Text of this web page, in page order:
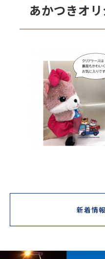
あかつきオ
新着情